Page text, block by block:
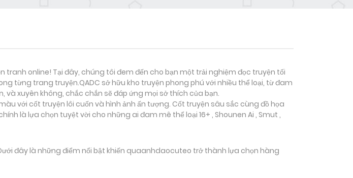
tranh online! Tại đây, chúng tôi đem đến cho bạn một trải nghiệm đọc truyện tối
từng trang truyện.QADC sở hữu kho truyện phong phú với nhiều thể loại, từ đam
và xuyên không, chắc chắn sẽ đáp ứng mọi sở thích của bạn.
với cốt truyện lôi cuốn và hình ảnh ấn tượng. Cốt truyện sâu sắc cùng đồ họa
là lựa chọn tuyệt vời cho những ai đam mê thể loại 16+ , Shounen Ai , Smut ,
đây là những điểm nổi bật khiến quaanhdaocuteo trở thành lựa chọn hàng